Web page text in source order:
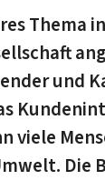
und
viele
Die